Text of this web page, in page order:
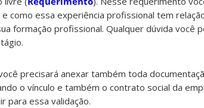
como essa experiência profissional tem
formação profissional. Qualquer dúvida você
precisará anexar também toda
o vínculo e também o contrato social da
para essa validação.